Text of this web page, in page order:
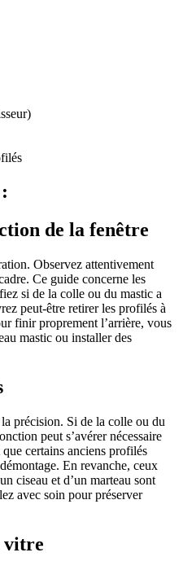
de la fenêtre
Observez attentivement
Ce guide concerne les
si de la colle ou du mastic a
peut-être retirer les profilés à
finir proprement l’arrière, vous
mastic ou installer des
précision. Si de la colle ou du
peut s’avérer nécessaire
certains anciens profilés
En revanche, ceux
ciseau et d’un marteau sont
avec soin pour préserver
vitre